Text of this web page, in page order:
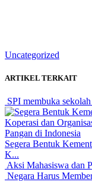
Uncategorized
ARTIKEL TERKAIT
SPI membuka
Segera Bentuk
K...
Aksi Mahasiswa dan
Negara Harus